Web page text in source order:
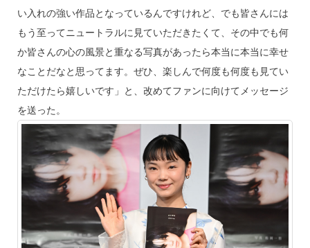
い入れの強い作品となっているんですけれど、でも皆さんには
もう至ってニュートラルに見ていただきたくて、その中でも何
か皆さんの心の風景と重なる写真があったら本当に本当に幸せ
なことだなと思ってます。ぜひ、楽しんで何度も何度も見てい
ただけたら嬉しいです」と、改めてファンに向けてメッセージ
を送った。